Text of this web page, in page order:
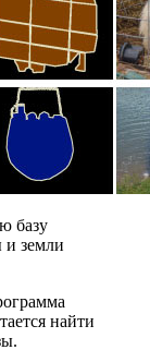
базу
и земли
найти